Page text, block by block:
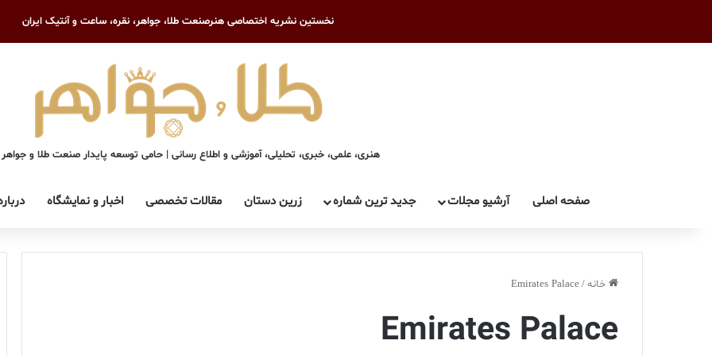
نخستین نشریه اختصاصی هنرصنعت طلا، جواهر، نقره، ساعت و آنتیک ایران
هنری، علمی، خبری، تحلیلی، آموزشی و اطلاع رسانی | حامی توسعه پایدار صنعت طلا و
صفحه اصلی آرشیو مجلات جدید ترین شماره زرین دستان مقالات تخصصی اخبار و نمایشگاه
خانه/
Emirates Palace
Emirates Palace